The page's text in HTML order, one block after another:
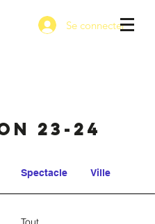
Se connecter
23-24
Spectacle Ville